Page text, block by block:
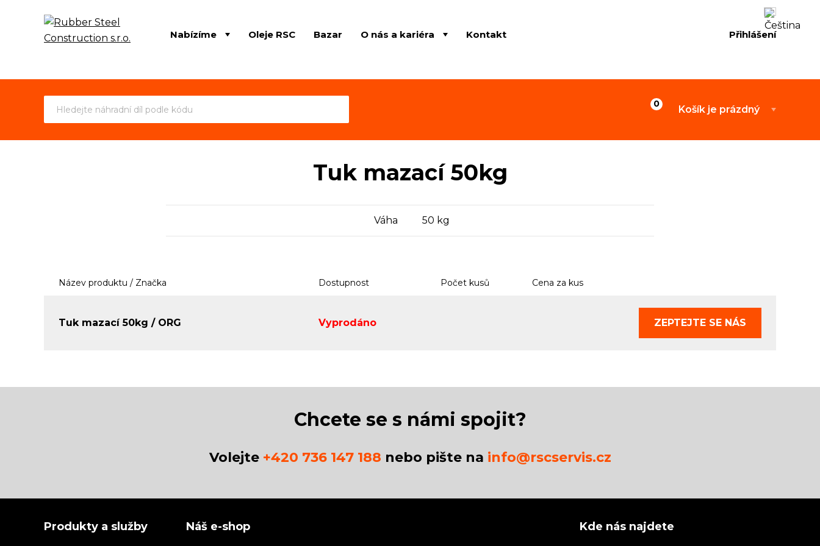
Přihlášení
Nabízíme Oleje RSC Bazar O nás a kariéra Kontakt
Košík je prázdný
Tuk mazací 50kg
Váha 50 kg
Název produktu / Značka Dostupnost Počet kusů Cena za kus
Tuk mazací 50kg / ORG Vyprodáno ZEPTEJTE SE NÁS
Chcete se s námi spojit?
Volejte +420 736 147 188 nebo pište na info@rscservis.cz
Produkty a služby Náš e-shop Kde nás najdete